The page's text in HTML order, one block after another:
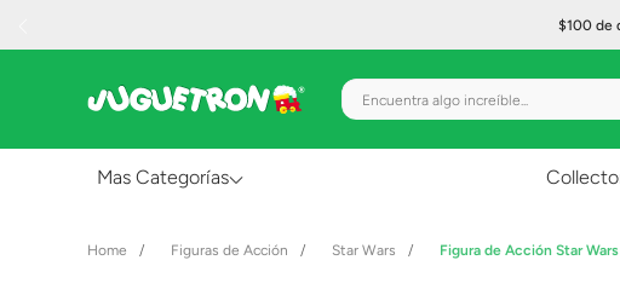
$100 de
Encuentra algo increíble...
Mas Categorías
Figuras de Acción Star Wars Figura de Acción Star